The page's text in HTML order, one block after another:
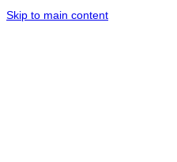
Skip to main content